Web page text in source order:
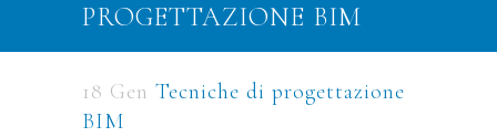
PROGETTAZIONE BIM
18 Gen Tecniche di progettazione
BIM